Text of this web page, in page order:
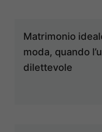
Matrimonio
moda, quando
dilettevole